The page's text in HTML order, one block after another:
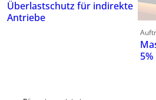
Überlastschutz für indirekte
Antriebe